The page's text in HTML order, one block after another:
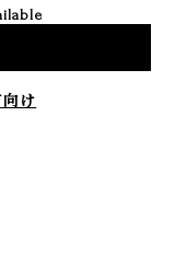
向け